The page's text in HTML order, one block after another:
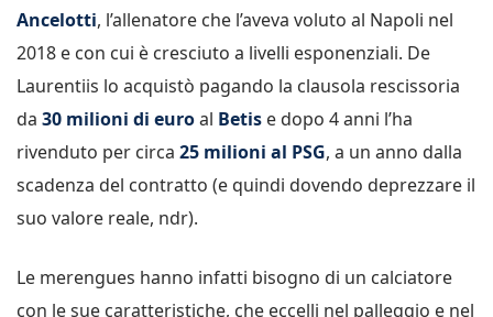
Ancelotti, l’allenatore che l’aveva voluto al Napoli nel
2018 e con cui è cresciuto a livelli esponenziali. De
Laurentiis lo acquistò pagando la clausola rescissoria
da 30 milioni di euroal Betis e dopo 4 anni l’ha
rivenduto per circa 25 milioni al PSG, a un anno dalla
scadenza del contratto (e quindi dovendo deprezzare il
suo valore reale, ndr).
Le merengues hanno infatti bisogno di un calciatore
con le sue caratteristiche, che eccelli nel palleggio e nel